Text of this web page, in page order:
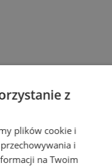
z
plików cookie i
i
na Twoim